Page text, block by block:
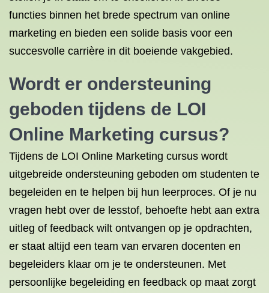
functies binnen het brede spectrum van online
marketing en bieden een solide basis voor een
succesvolle carrière in dit boeiende vakgebied.
Wordt er ondersteuning
geboden tijdens de LOI
Online Marketing cursus?
Tijdens de LOI Online Marketing cursus wordt
uitgebreide ondersteuning geboden om studenten te
begeleiden en te helpen bij hun leerproces. Of je nu
vragen hebt over de lesstof, behoefte hebt aan extra
uitleg of feedback wilt ontvangen op je opdrachten,
er staat altijd een team van ervaren docenten en
begeleiders klaar om je te ondersteunen. Met
persoonlijke begeleiding en feedback op maat zorgt